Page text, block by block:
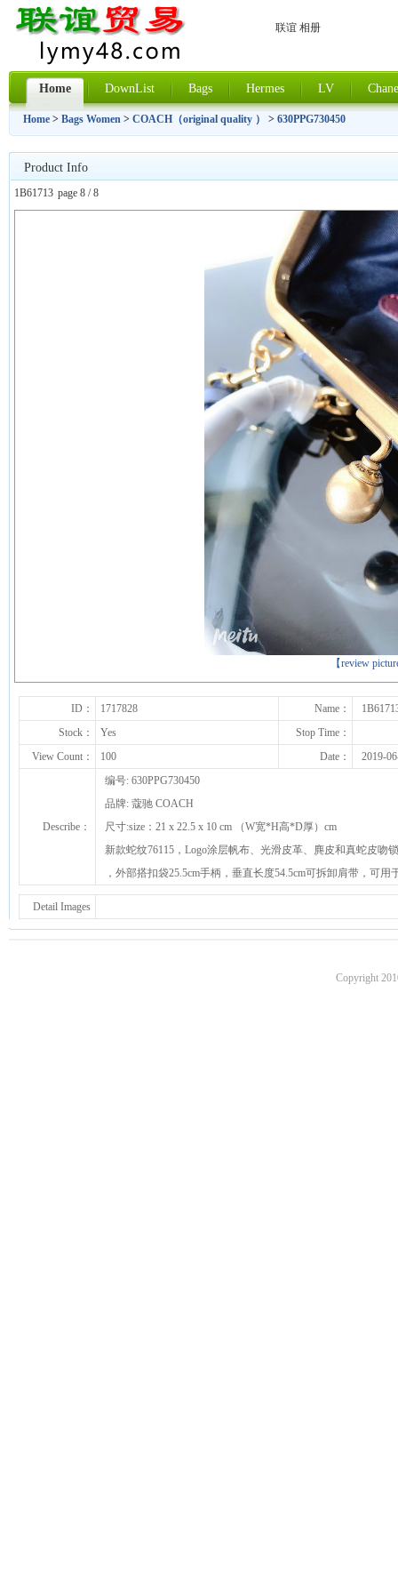
联谊 相册
Home DownList Bags Hermes LV
Home > Bags Women > COACH（original quality ） > 630PPG730450
Product Info
1B61713 page 8 / 8
【review
下一张
ID： 1717828 Name：
Stock：
Yes
Stop Time：
View Count：
100 Date： 2019-
Describe：
编号: 630PPG730450
品牌: 蔻驰 COACH
尺寸:size：21 x 22.5 x 10 cm （W宽*H高*D厚）cm
新款蛇纹76115，Logo涂层帆布、光滑皮革、麂皮和真蛇皮吻
，外部搭扣袋25.5cm手柄，垂直长度54.5cm可拆卸肩带，可用
Detail Images
Copyright